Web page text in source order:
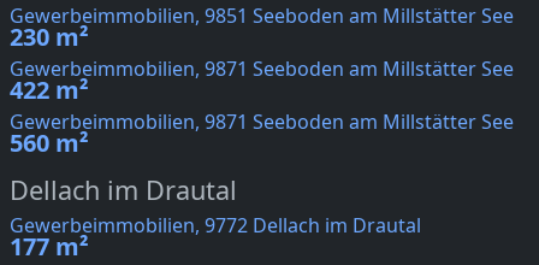
Gewerbeimmobilien, 9851 Seeboden am Millstätter See
230 m²
Gewerbeimmobilien, 9871 Seeboden am Millstätter See
422 m²
Gewerbeimmobilien, 9871 Seeboden am Millstätter See
560 m²
Dellach im Drautal
Gewerbeimmobilien, 9772 Dellach im Drautal
177 m²